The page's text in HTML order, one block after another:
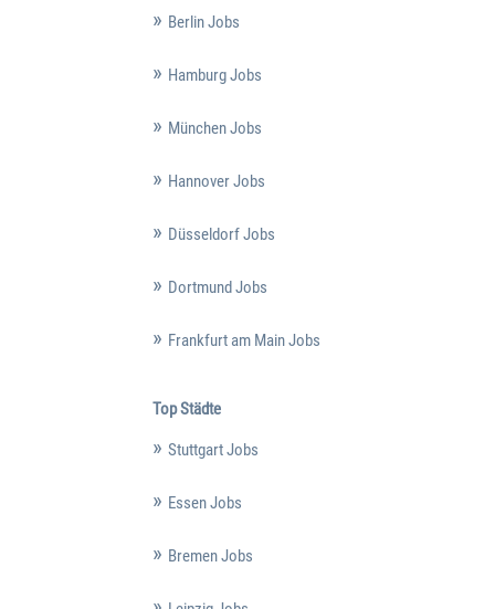
Berlin Jobs
Hamburg Jobs
München Jobs
Hannover Jobs
Düsseldorf Jobs
Dortmund Jobs
Frankfurt am Main Jobs
Top Städte
Stuttgart Jobs
Essen Jobs
Bremen Jobs